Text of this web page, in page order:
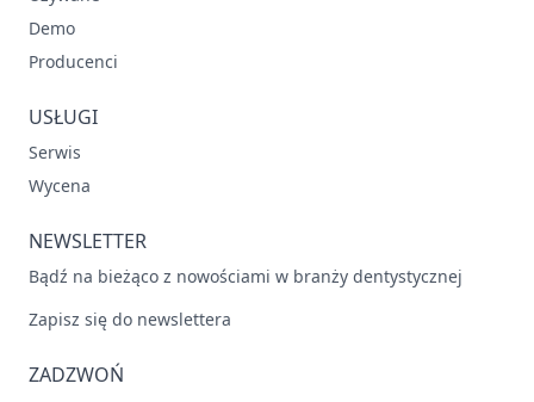
Demo
Producenci
USŁUGI
Serwis
Wycena
NEWSLETTER
Bądź na bieżąco z nowościami w branży dentystycznej
Zapisz się do newslettera
ZADZWOŃ